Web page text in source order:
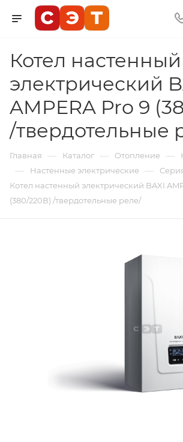
Котел настенный
электрический
AMPERA Pro 9
/твердотельные
Главная — Каталог — Отопление —
— Настенные электрические —
Котел настенный электрический BAXI
(380/220В) /твердотельные реле/